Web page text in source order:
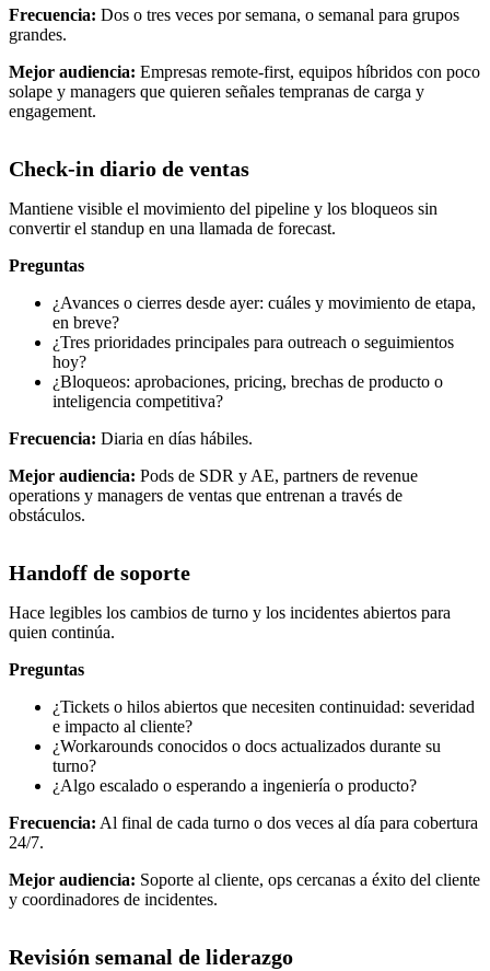
Frecuencia: Dos o tres veces por semana, o semanal para grupos
grandes.
Mejor audiencia: Empresas remote-first, equipos híbridos con poco
solape y managers que quieren señales tempranas de carga y
engagement.
Check-in diario de ventas
Mantiene visible el movimiento del pipeline y los bloqueos sin
convertir el standup en una llamada de forecast.
Preguntas
¿Avances o cierres desde ayer: cuáles y movimiento de etapa,
en breve?
¿Tres prioridades principales para outreach o seguimientos
hoy?
¿Bloqueos: aprobaciones, pricing, brechas de producto o
inteligencia competitiva?
Frecuencia: Diaria en días hábiles.
Mejor audiencia: Pods de SDR y AE, partners de revenue
operations y managers de ventas que entrenan a través de
obstáculos.
Handoff de soporte
Hace legibles los cambios de turno y los incidentes abiertos para
quien continúa.
Preguntas
¿Tickets o hilos abiertos que necesiten continuidad: severidad
e impacto al cliente?
¿Workarounds conocidos o docs actualizados durante su
turno?
¿Algo escalado o esperando a ingeniería o producto?
Frecuencia: Al final de cada turno o dos veces al día para cobertura
24/7.
Mejor audiencia: Soporte al cliente, ops cercanas a éxito del cliente
y coordinadores de incidentes.
Revisión semanal de liderazgo